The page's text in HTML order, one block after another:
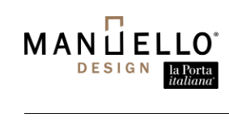
main
content